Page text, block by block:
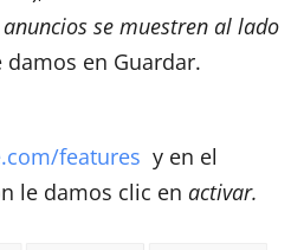
se muestren al lado
damos en Guardar.
features y en el
le damos clic en activar.